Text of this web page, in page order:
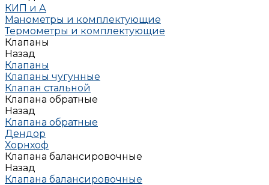
КИП и А
Манометры и комплектующие
Термометры и комплектующие
Клапаны
Назад
Клапаны
Клапаны чугунные
Клапан стальной
Клапана обратные
Назад
Клапана обратные
Дендор
Хорнхоф
Клапана балансировочные
Назад
Клапана балансировочные